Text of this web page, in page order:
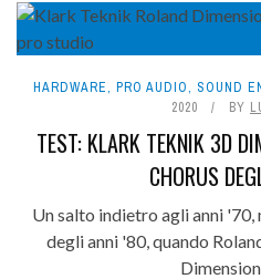
HARDWARE, PRO AUDIO, SOUND
2020
BY
TEST: KLARK TEKNIK 3D
CHORUS
Un salto indietro agli anni '70,
degli anni '80, quando
Dimension